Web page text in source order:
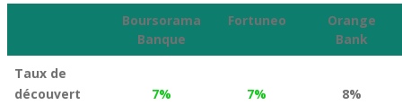
Boursorama
Banque
Fortuneo
Orange
Bank
Taux de
découvert
7% 7% 8%